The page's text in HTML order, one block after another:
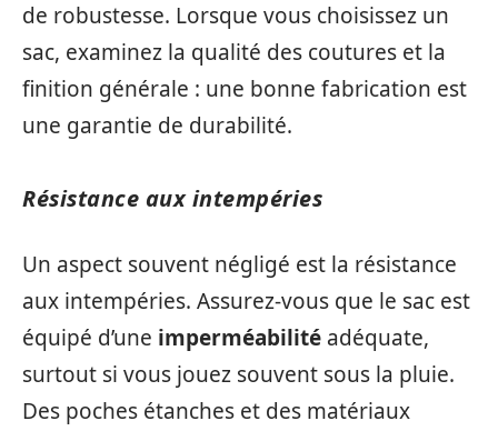
de robustesse. Lorsque vous choisissez un
sac, examinez la qualité des coutures et la
finition générale : une bonne fabrication est
une garantie de durabilité.
Résistance aux intempéries
Un aspect souvent négligé est la résistance
aux intempéries. Assurez-vous que le sac est
équipé d’une imperméabilité adéquate,
surtout si vous jouez souvent sous la pluie.
Des poches étanches et des matériaux